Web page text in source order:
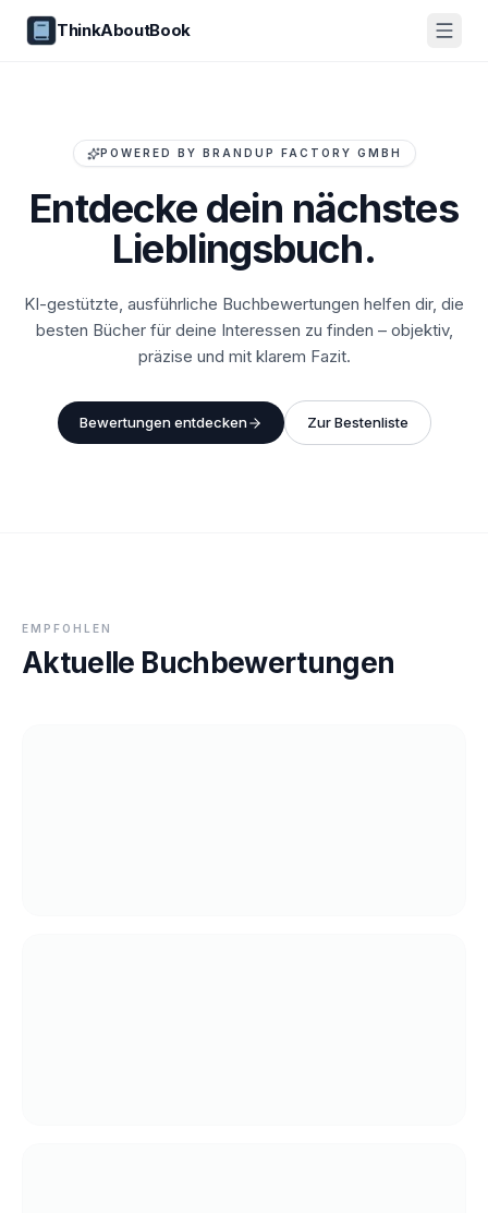
ThinkAboutBook
POWERED BY BRANDUP FACTORY GMBH
Entdecke dein nächstes
Lieblingsbuch.
KI-gestützte, ausführliche Buchbewertungen helfen dir, die
besten Bücher für deine Interessen zu finden – objektiv,
präzise und mit klarem Fazit.
Bewertungen entdecken Zur Bestenliste
EMPFOHLEN
Aktuelle Buchbewertungen